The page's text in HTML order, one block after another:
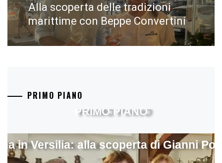
Next
post:
Alla scoperta delle tradizioni
marittime con Beppe Convertini
PRIMO PIANO
in Versilia: alla scoperta di Gianni
PRIMO PIANO